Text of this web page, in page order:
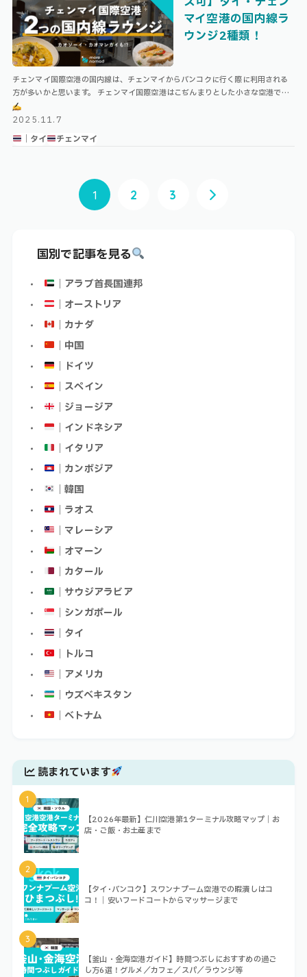
マイ空港の国内線ラ
ウンジ2種類！
チェンマイ国際空港の国内線は、チェンマイからバンコクに行く際に利用される
方が多いかと思います。 チェンマイ国際空港はこぢんまりとした小さな空港です
が、現在国内線に2つ／国際線に1つ、プライオリティパスで利用できるラウンジ
…
2025.11.7
｜タイ
チェンマイ
1 2 3
国別で記事を見る
｜アラブ首長国連邦
｜オーストリア
｜カナダ
｜中国
｜ドイツ
｜スペイン
｜ジョージア
｜インドネシア
｜イタリア
｜カンボジア
｜韓国
｜ラオス
｜マレーシア
｜オマーン
｜カタール
｜サウジアラビア
｜シンガポール
｜タイ
｜トルコ
｜アメリカ
｜ウズベキスタン
｜ベトナム
読まれています
1
【2026年最新】仁川空港第1ターミナル攻略マップ｜お
店・ご飯・お土産まで
2
【タイ･バンコク】スワンナプーム空港での暇潰しはコ
コ！｜安いフードコートからマッサージまで
3
【釜山・金海空港ガイド】時間つぶしにおすすめの過ご
し方6選！グルメ／カフェ／スパ／ラウンジ等